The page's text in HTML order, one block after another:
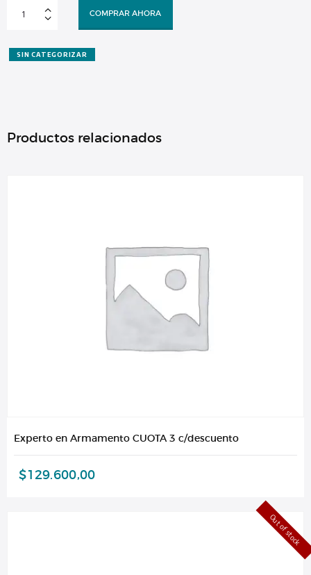
INGLES
2026
COMPRAR AHORA
SIN CATEGORIZAR
Productos relacionados
Experto en Armamento CUOTA 3 c/descuento
$129.600,00
Out of stock